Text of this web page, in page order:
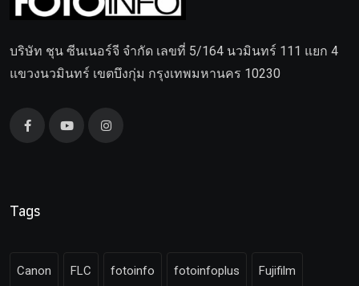
บริษัท ชุน ซีนเนอร์จี จำกัด เลขที่ 5/164 นวมินทร์ 111 แยก 4
แขวงนวมินทร์ เขตบึงกุ่ม กรุงเทพมหานคร 10230
Tags
Canon FLC fotoinfo fotoinfoplus Fujifilm